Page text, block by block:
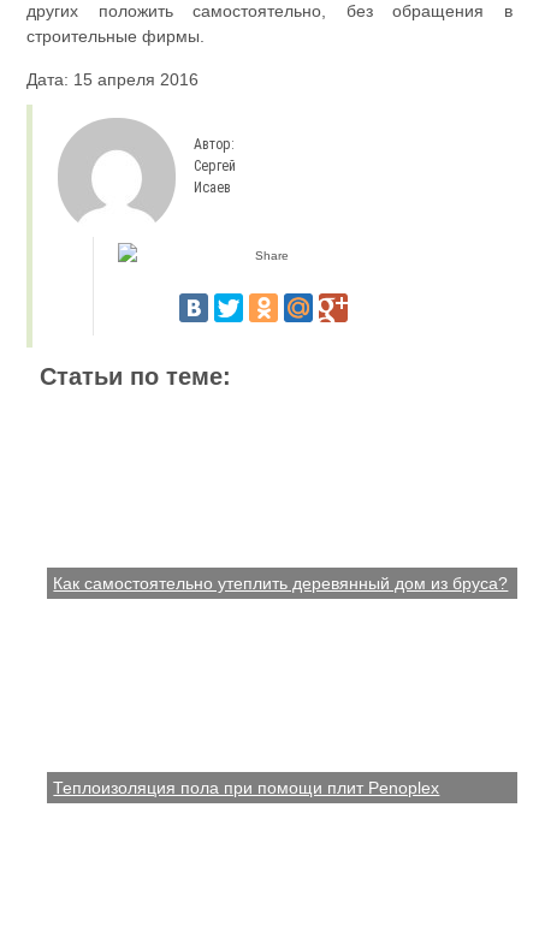
других положить самостоятельно, без обращения в
строительные фирмы.
Дата: 15 апреля 2016
Автор:
Сергей
Исаев
Статьи по теме:
Как самостоятельно утеплить деревянный дом из бруса?
Теплоизоляция пола при помощи плит Penoplex